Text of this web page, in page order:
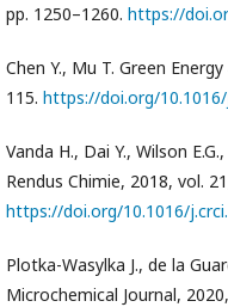
pp. 1250–1260. https://
Chen Y., Mu T. Green
115. https://doi.org/10.1016/
Vanda H., Dai Y., Wilson
Rendus Chimie, 2018, vol.
https://doi.org/10.1016/
Plotka-Wasylka J., de la
Microchemical Journal,